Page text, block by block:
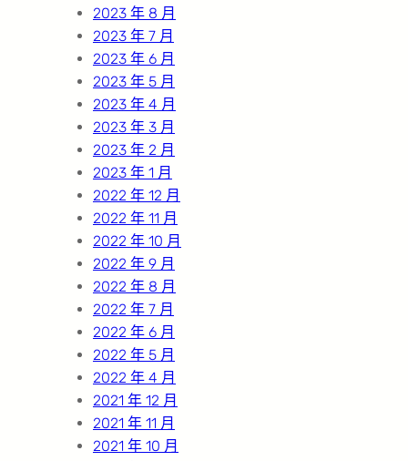
2023 年 8 月
2023 年 7 月
2023 年 6 月
2023 年 5 月
2023 年 4 月
2023 年 3 月
2023 年 2 月
2023 年 1 月
2022 年 12 月
2022 年 11 月
2022 年 10 月
2022 年 9 月
2022 年 8 月
2022 年 7 月
2022 年 6 月
2022 年 5 月
2022 年 4 月
2021 年 12 月
2021 年 11 月
2021 年 10 月